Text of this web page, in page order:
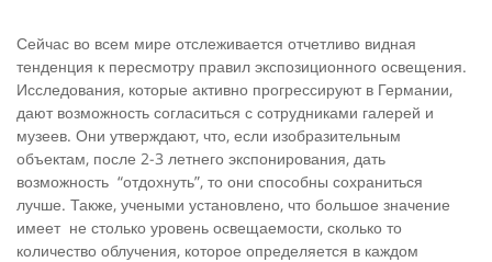
Сейчас во всем мире отслеживается отчетливо видная
тенденция к пересмотру правил экспозиционного освещения.
Исследования, которые активно прогрессируют в Германии,
дают возможность согласиться с сотрудниками галерей и
музеев. Они утверждают, что, если изобразительным
объектам, после 2-3 летнего экспонирования, дать
возможность “отдохнуть”, то они способны сохраниться
лучше. Также, учеными установлено, что большое значение
имеет не столько уровень освещаемости, сколько то
количество облучения, которое определяется в каждом